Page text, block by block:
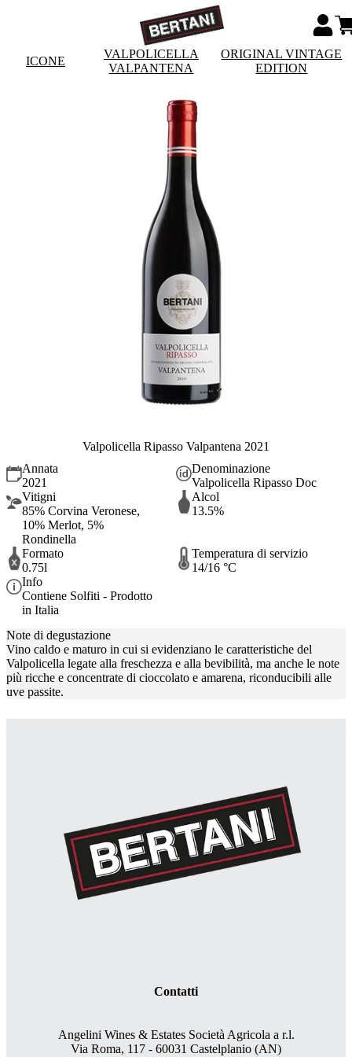
ICONE
VALPOLICELLA
VALPANTENA
ORIGINAL VINTAGE
EDITION
Valpolicella Ripasso Valpantena 2021
Annata
2021
Denominazione
Valpolicella Ripasso Doc
Vitigni
85% Corvina Veronese,
10% Merlot, 5%
Rondinella
Alcol
13.5%
Formato
0.75l
Temperatura di servizio
14/16 °C
Info
Contiene Solfiti - Prodotto
in Italia
Note di degustazione
Vino caldo e maturo in cui si evidenziano le caratteristiche del
Valpolicella legate alla freschezza e alla bevibilità, ma anche le note
più ricche e concentrate di cioccolato e amarena, riconducibili alle
uve passite.
Contatti
Angelini Wines & Estates Società Agricola a r.l.
Via Roma, 117 - 60031 Castelplanio (AN)